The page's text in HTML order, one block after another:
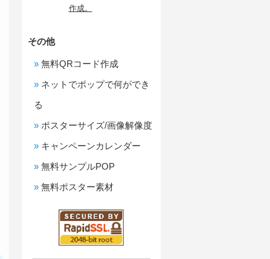
作成。
その他
無料QRコード作成
ネットでポップで何ができ
る
ポスターサイズ/画像解像度
キャンペーンカレンダー
無料サンプルPOP
無料ポスター素材